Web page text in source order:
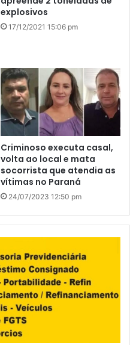
explosivos
17/12/2021 15:06 pm
Criminoso executa casal,
volta ao local e mata
socorrista que atendia as
vítimas no Paraná
24/07/2023 12:50 pm